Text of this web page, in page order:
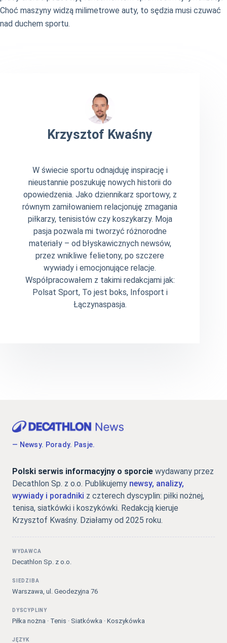
Choć maszyny widzą milimetrowe auty, to sędzia musi czuwać
nad duchem sportu.
Krzysztof Kwaśny
W świecie sportu odnajduję inspirację i
nieustannie poszukuję nowych historii do
opowiedzenia. Jako dziennikarz sportowy, z
równym zamiłowaniem relacjonuję zmagania
piłkarzy, tenisistów czy koszykarzy. Moja
pasja pozwala mi tworzyć różnorodne
materiały – od błyskawicznych newsów,
przez wnikliwe felietony, po szczere
wywiady i emocjonujące relacje.
Współpracowałem z takimi redakcjami jak:
Polsat Sport, To jest boks, Infosport i
Łączynaspasja.
— Newsy. Porady. Pasje.
Polski serwis informacyjny o sporcie wydawany przez
Decathlon Sp. z o.o. Publikujemy newsy, analizy,
wywiady i poradniki z czterech dyscyplin: piłki nożnej,
tenisa, siatkówki i koszykówki. Redakcją kieruje
Krzysztof Kwaśny. Działamy od 2025 roku.
WYDAWCA
Decathlon Sp. z o.o.
SIEDZIBA
Warszawa, ul. Geodezyjna 76
DYSCYPLINY
Piłka nożna · Tenis · Siatkówka · Koszykówka
JĘZYK